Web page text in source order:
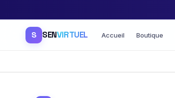
S SENVIRTUEL Accueil Boutique